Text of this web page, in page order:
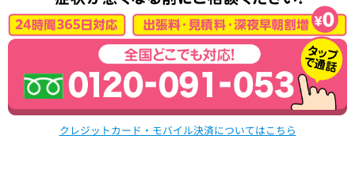
クレジットカード・モバイル決済についてはこちら